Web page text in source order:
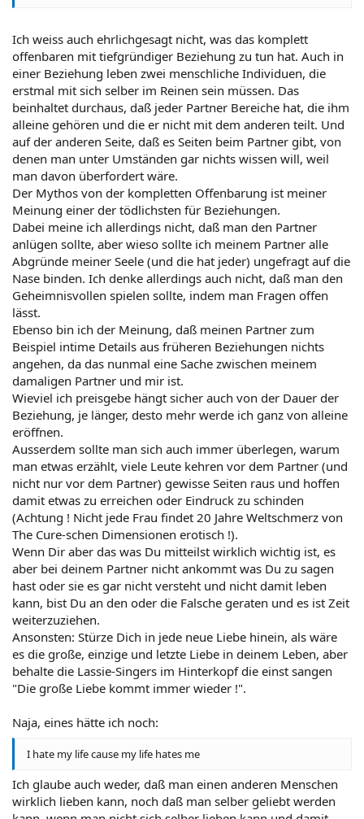
Ich weiss auch ehrlichgesagt nicht, was das komplett
offenbaren mit tiefgründiger Beziehung zu tun hat. Auch in
einer Beziehung leben zwei menschliche Individuen, die
erstmal mit sich selber im Reinen sein müssen. Das
beinhaltet durchaus, daß jeder Partner Bereiche hat, die ihm
alleine gehören und die er nicht mit dem anderen teilt. Und
auf der anderen Seite, daß es Seiten beim Partner gibt, von
denen man unter Umständen gar nichts wissen will, weil
man davon überfordert wäre.
Der Mythos von der kompletten Offenbarung ist meiner
Meinung einer der tödlichsten für Beziehungen.
Dabei meine ich allerdings nicht, daß man den Partner
anlügen sollte, aber wieso sollte ich meinem Partner alle
Abgründe meiner Seele (und die hat jeder) ungefragt auf die
Nase binden. Ich denke allerdings auch nicht, daß man den
Geheimnisvollen spielen sollte, indem man Fragen offen
lässt.
Ebenso bin ich der Meinung, daß meinen Partner zum
Beispiel intime Details aus früheren Beziehungen nichts
angehen, da das nunmal eine Sache zwischen meinem
damaligen Partner und mir ist.
Wieviel ich preisgebe hängt sicher auch von der Dauer der
Beziehung, je länger, desto mehr werde ich ganz von alleine
eröffnen.
Ausserdem sollte man sich auch immer überlegen, warum
man etwas erzählt, viele Leute kehren vor dem Partner (und
nicht nur vor dem Partner) gewisse Seiten raus und hoffen
damit etwas zu erreichen oder Eindruck zu schinden
(Achtung ! Nicht jede Frau findet 20 Jahre Weltschmerz von
The Cure-schen Dimensionen erotisch !).
Wenn Dir aber das was Du mitteilst wirklich wichtig ist, es
aber bei deinem Partner nicht ankommt was Du zu sagen
hast oder sie es gar nicht versteht und nicht damit leben
kann, bist Du an den oder die Falsche geraten und es ist Zeit
weiterzuziehen.
Ansonsten: Stürze Dich in jede neue Liebe hinein, als wäre
es die große, einzige und letzte Liebe in deinem Leben, aber
behalte die Lassie-Singers im Hinterkopf die einst sangen
"Die große Liebe kommt immer wieder !".
Naja, eines hätte ich noch:
I hate my life cause my life hates me
Ich glaube auch weder, daß man einen anderen Menschen
wirklich lieben kann, noch daß man selber geliebt werden